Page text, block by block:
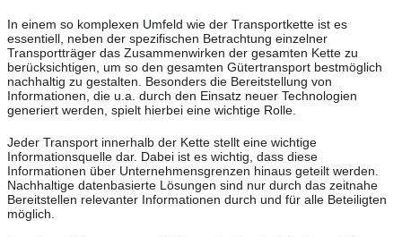
In einem so komplexen Umfeld wie der Transportkette ist es
essentiell, neben der spezifischen Betrachtung einzelner
Transportträger das Zusammenwirken der gesamten Kette zu
berücksichtigen, um so den gesamten Gütertransport bestmöglich
nachhaltig zu gestalten. Besonders die Bereitstellung von
Informationen, die u.a. durch den Einsatz neuer Technologien
generiert werden, spielt hierbei eine wichtige Rolle.
Jeder Transport innerhalb der Kette stellt eine wichtige
Informationsquelle dar. Dabei ist es wichtig, dass diese
Informationen über Unternehmensgrenzen hinaus geteilt werden.
Nachhaltige datenbasierte Lösungen sind nur durch das zeitnahe
Bereitstellen relevanter Informationen durch und für alle Beteiligten
möglich.